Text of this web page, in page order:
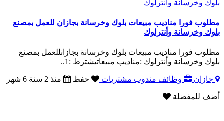
مطلوب فورا مناديب مبيعات بلوك وخرسانة بجازان للعمل بمصنع
بلوك وخرسانة وأنترلوك
مطلوب فورا مناديب مبيعات بلوك وخرسانة بجازانللعمل بمصنع
بلوك وخرسانة وأنترلوك :مناديب مبيعاتيشترط :1..
جازان وظائف مندوب مشتريات حفظ منذ 2 سنة 6 شهر
أضف للمفضلة